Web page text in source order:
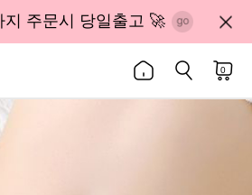
지 주문시 당일출고 🚀
0